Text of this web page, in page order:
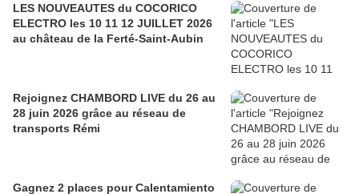
LES NOUVEAUTES du COCORICO
ELECTRO les 10 11 12 JUILLET 2026
au château de la Ferté-Saint-Aubin
Rejoignez CHAMBORD LIVE du 26 au
28 juin 2026 grâce au réseau de
transports Rémi
Gagnez 2 places pour Calentamiento